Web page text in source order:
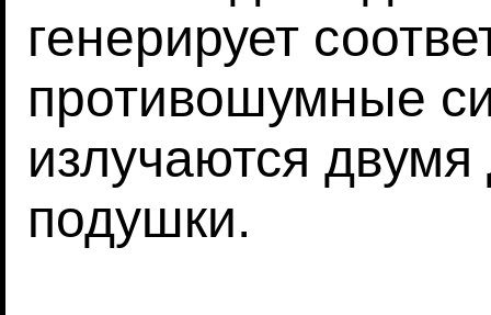
генерирует
противошумные
излучаются
подушки.